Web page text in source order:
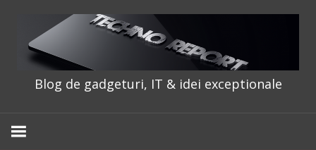
content
Blog de gadgeturi, IT & idei exceptionale